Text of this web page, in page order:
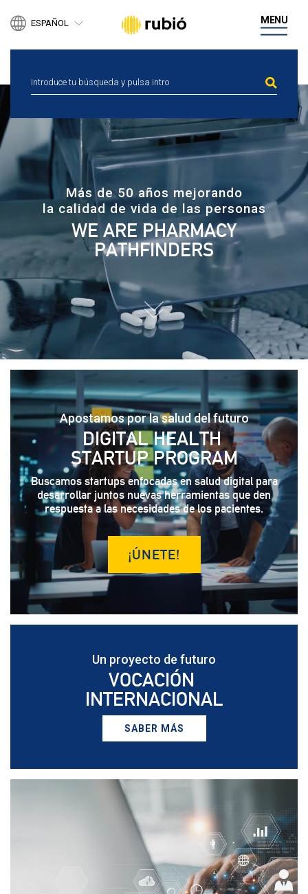
ESPAÑOL MENU
DESARROLLO DE NEGOCIO
CANAL ÉTICO
Más de 50 años mejorando
la calidad de vida de las personas
WE ARE PHARMACY
PATHFINDERS
Apostamos por la salud del futuro
DIGITAL HEALTH
STARTUP PROGRAM
Buscamos startups enfocadas en salud digital para
desarrollar juntos nuevas herramientas que den
respuesta a las necesidades de los pacientes.
¡ÚNETE!
Un proyecto de futuro
VOCACIÓN
INTERNACIONAL
SABER MÁS